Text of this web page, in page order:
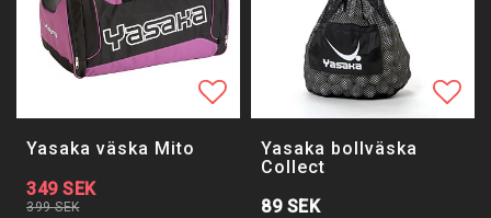
Lägg till i favoritlistan
Yasaka väska Mito
399 SEK
349 SEK
Yasaka bollväska
Collect
89 SEK